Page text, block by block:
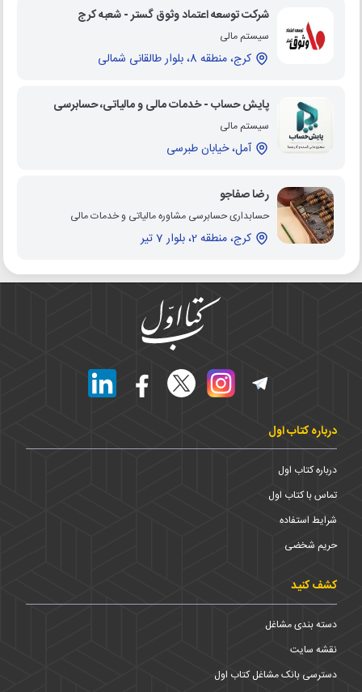
شرکت توسعه اعتماد وثوق گستر - شعبه کرج
سیستم مالی
کرج، منطقه 8، بلوار طالقانی شمالی
پایش حساب - خدمات مالی و مالیاتی، حسابرسی
سیستم مالی
آمل، خیابان طبرسی
رضا صفاجو
حسابداری حسابرسی مشاوره مالیاتی و خدمات مالی
کرج، منطقه 2، بلوار 7 تیر
درباره کتاب اول
درباره کتاب اول
تماس با کتاب اول
شرایط استفاده
حریم شخضی
کشف کنید
دسته بندی مشاغل
نقشه سایت
دسترسی بانک مشاغل کتاب اول